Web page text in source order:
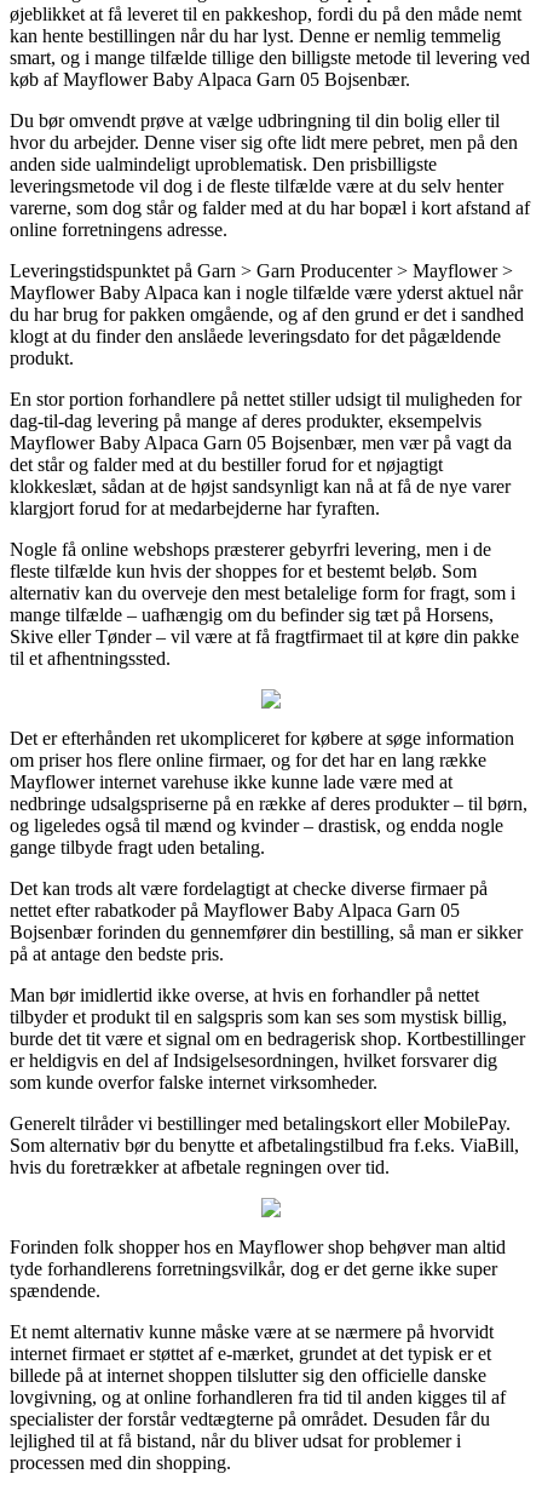
øjeblikket at få leveret til en pakkeshop, fordi du på den måde nemt
kan hente bestillingen når du har lyst. Denne er nemlig temmelig
smart, og i mange tilfælde tillige den billigste metode til levering ved
køb af Mayflower Baby Alpaca Garn 05 Bojsenbær.
Du bør omvendt prøve at vælge udbringning til din bolig eller til
hvor du arbejder. Denne viser sig ofte lidt mere pebret, men på den
anden side ualmindeligt uproblematisk. Den prisbilligste
leveringsmetode vil dog i de fleste tilfælde være at du selv henter
varerne, som dog står og falder med at du har bopæl i kort afstand af
online forretningens adresse.
Leveringstidspunktet på Garn > Garn Producenter > Mayflower >
Mayflower Baby Alpaca kan i nogle tilfælde være yderst aktuel når
du har brug for pakken omgående, og af den grund er det i sandhed
klogt at du finder den anslåede leveringsdato for det pågældende
produkt.
En stor portion forhandlere på nettet stiller udsigt til muligheden for
dag-til-dag levering på mange af deres produkter, eksempelvis
Mayflower Baby Alpaca Garn 05 Bojsenbær, men vær på vagt da
det står og falder med at du bestiller forud for et nøjagtigt
klokkeslæt, sådan at de højst sandsynligt kan nå at få de nye varer
klargjort forud for at medarbejderne har fyraften.
Nogle få online webshops præsterer gebyrfri levering, men i de
fleste tilfælde kun hvis der shoppes for et bestemt beløb. Som
alternativ kan du overveje den mest betalelige form for fragt, som i
mange tilfælde – uafhængig om du befinder sig tæt på Horsens,
Skive eller Tønder – vil være at få fragtfirmaet til at køre din pakke
til et afhentningssted.
Det er efterhånden ret ukompliceret for købere at søge information
om priser hos flere online firmaer, og for det har en lang række
Mayflower internet varehuse ikke kunne lade være med at
nedbringe udsalgspriserne på en række af deres produkter – til børn,
og ligeledes også til mænd og kvinder – drastisk, og endda nogle
gange tilbyde fragt uden betaling.
Det kan trods alt være fordelagtigt at checke diverse firmaer på
nettet efter rabatkoder på Mayflower Baby Alpaca Garn 05
Bojsenbær forinden du gennemfører din bestilling, så man er sikker
på at antage den bedste pris.
Man bør imidlertid ikke overse, at hvis en forhandler på nettet
tilbyder et produkt til en salgspris som kan ses som mystisk billig,
burde det tit være et signal om en bedragerisk shop. Kortbestillinger
er heldigvis en del af Indsigelsesordningen, hvilket forsvarer dig
som kunde overfor falske internet virksomheder.
Generelt tilråder vi bestillinger med betalingskort eller MobilePay.
Som alternativ bør du benytte et afbetalingstilbud fra f.eks. ViaBill,
hvis du foretrækker at afbetale regningen over tid.
Forinden folk shopper hos en Mayflower shop behøver man altid
tyde forhandlerens forretningsvilkår, dog er det gerne ikke super
spændende.
Et nemt alternativ kunne måske være at se nærmere på hvorvidt
internet firmaet er støttet af e-mærket, grundet at det typisk er et
billede på at internet shoppen tilslutter sig den officielle danske
lovgivning, og at online forhandleren fra tid til anden kigges til af
specialister der forstår vedtægterne på området. Desuden får du
lejlighed til at få bistand, når du bliver udsat for problemer i
processen med din shopping.